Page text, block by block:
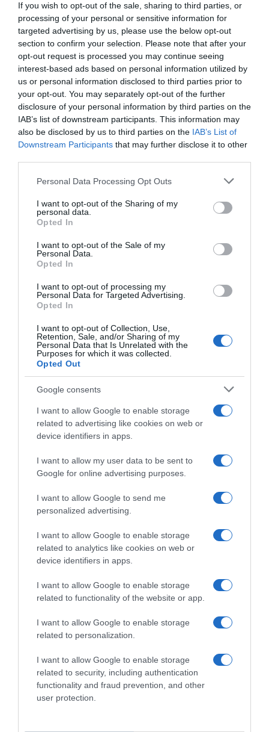
If you wish to opt-out of the sale, sharing to third parties, or
processing of your personal or sensitive information for
targeted advertising by us, please use the below opt-out
section to confirm your selection. Please note that after your
opt-out request is processed you may continue seeing
interest-based ads based on personal information utilized by
us or personal information disclosed to third parties prior to
your opt-out. You may separately opt-out of the further
disclosure of your personal information by third parties on the
IAB’s list of downstream participants. This information may
also be disclosed by us to third parties on the IAB’s List of
Downstream Participants that may further disclose it to other
Please note that this website/app uses one or more Google
not limited to your visit or usage behaviour. You may click to
grant or deny consent to Google and its third-party tags to
use your data for below specified purposes in below Google
consent section.
Personal Data Processing Opt Outs
I want to opt-out of the Sharing of my
personal data.
Opted In
I want to opt-out of the Sale of my
Personal Data.
Opted In
I want to opt-out of processing my
Personal Data for Targeted Advertising.
Opted In
I want to opt-out of Collection, Use,
Retention, Sale, and/or Sharing of my
Personal Data that Is Unrelated with the
Purposes for which it was collected.
Opted Out
Google consents
I want to allow Google to enable storage
related to advertising like cookies on web or
device identifiers in apps.
I want to allow my user data to be sent to
Google for online advertising purposes.
I want to allow Google to send me
personalized advertising.
I want to allow Google to enable storage
related to analytics like cookies on web or
device identifiers in apps.
I want to allow Google to enable storage
related to functionality of the website or app.
I want to allow Google to enable storage
related to personalization.
I want to allow Google to enable storage
related to security, including authentication
functionality and fraud prevention, and other
user protection.
25η Μαρτίου: 21 κανονιοβολισμοί στον
Λυκαβηττό – Εντυπωσιακές εικόνες
Τμήματα μουσικής των Ενόπλων Δυνάμεων και των
Σωμάτων Ασφαλείας απέδωσαν τον Εωθινό
25.03.2026 - 11:49
ΕΛΛΑΔΑ
ντριφτ – Βίντεο ντοκουμέντο του DEBATER
Του επιβλήθηκε πρόστιμο ύψους 2.000 ευρώ
20.03.2026 - 18:25
ΕΛΛΑΔΑ
Η Airbnb χρηματοδοτεί την ανάπλαση του
Δούκας: "Με τη συνεργασία αυτή κάνουμε ένα ακόμη
βήμα για τη βελτίωση της πρόσβασης στον Λόφο"
18.11.2025 - 12:40